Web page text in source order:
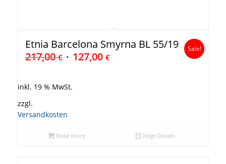
Etnia Barcelona Smyrna BL 55/19
217,00€ 127,00 €
Sale!
inkl. 19 % MwSt.
zzgl.
Versandkosten
Read more Zeige Details